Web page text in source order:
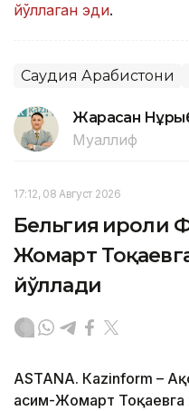
йўллаган эди.
Саудия Арабистони
Жарасқан
Муаллиф
17:12, 08 Август 2026
Бельгия Қироли
Жомарт
йўллади
ASTANА. Кazinform –
Қасим-Жомарт Тоқаевга